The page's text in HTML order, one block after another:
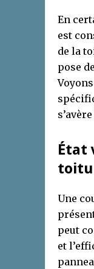
En
est
de la
pose
État
Une
peut
et